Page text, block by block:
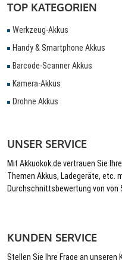
TOP KATEGORIEN
Werkzeug-Akkus
Handy & Smartphone Akkus
Barcode-Scanner Akkus
Kamera-Akkus
Drohne Akkus
UNSER SERVICE
Mit Akkuokok.de vertrauen Sie
Themen Akkus, Ladegeräte, etc.
Durchschnittsbewertung von von
KUNDEN SERVICE
Stellen Sie Ihre Frage an unseren